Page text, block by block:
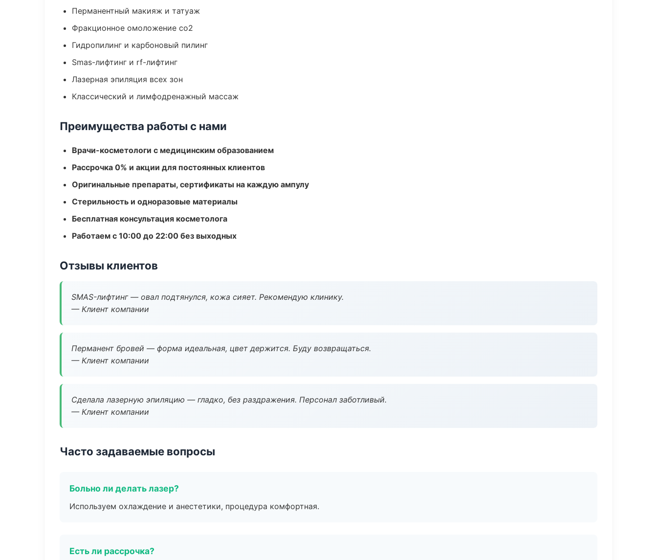
Перманентный макияж и татуаж
Фракционное омоложение co2
Гидропилинг и карбоновый пилинг
Smas-лифтинг и rf-лифтинг
Лазерная эпиляция всех зон
Классический и лимфодренажный массаж
Преимущества работы с нами
Врачи-косметологи с медицинским образованием
Рассрочка 0% и акции для постоянных клиентов
Оригинальные препараты, сертификаты на каждую ампулу
Стерильность и одноразовые материалы
Бесплатная консультация косметолога
Работаем с 10:00 до 22:00 без выходных
Отзывы клиентов
SMAS-лифтинг — овал подтянулся, кожа сияет. Рекомендую клинику.
— Клиент компании
Перманент бровей — форма идеальная, цвет держится. Буду возвращаться.
— Клиент компании
Сделала лазерную эпиляцию — гладко, без раздражения. Персонал заботливый.
— Клиент компании
Часто задаваемые вопросы
Больно ли делать лазер?
Используем охлаждение и анестетики, процедура комфортная.
Есть ли рассрочка?